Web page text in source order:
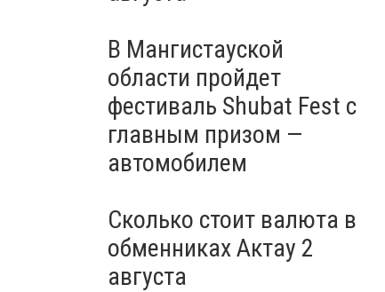
В Мангистауской
области пройдет
фестиваль Shubat Fest с
главным призом —
автомобилем
Сколько стоит валюта в
обменниках Актау 2
августа